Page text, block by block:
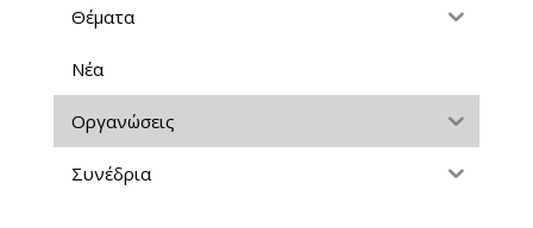
Θέματα
Νέα
Οργανώσεις
Συνέδρια